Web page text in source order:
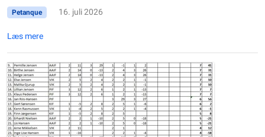
Petanque 16. juli 2026
Læs mere